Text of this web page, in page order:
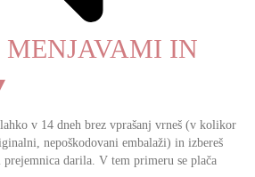
IN
v 14 dneh brez vprašanj vrneš (v kolikor
nepoškodovani embalaži) in izbereš
darila. V tem primeru se plača